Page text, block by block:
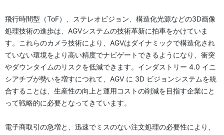
飛行時間型（ToF）、ステレオビジョン、構造化光源などの3D画像
処理技術の進歩は、AGVシステムの技術革新に拍車をかけていま
す。これらのカメラ技術により、AGVはダイナミックで構造化され
ていない環境をより高い精度でナビゲートできるようになり、衝突
やダウンタイムのリスクを低減できます。インダストリー 4.0 イニ
シアチブが勢いを増すにつれて、AGV に 3D ビジョンシステムを統
合することは、生産性の向上と運用コストの削減を目指す企業にと
って戦略的に必要となってきています。
電子商取引の急増と、迅速でミスのない注文処理の必要性により、